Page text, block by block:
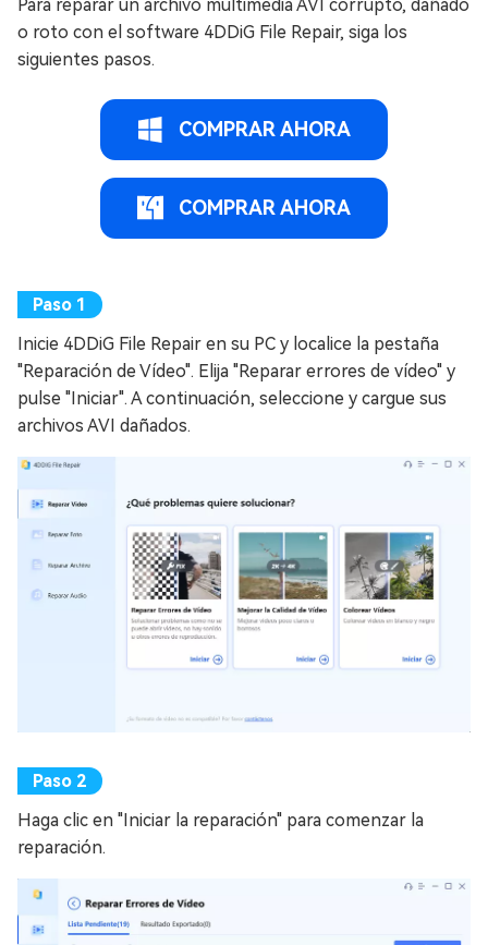
Para reparar un archivo multimedia AVI corrupto, dañado
o roto con el software 4DDiG File Repair, siga los
siguientes pasos.
COMPRAR AHORA
COMPRAR AHORA
Inicie 4DDiG File Repair en su PC y localice la pestaña
"Reparación de Vídeo". Elija "Reparar errores de vídeo" y
pulse "Iniciar". A continuación, seleccione y cargue sus
archivos AVI dañados.
Haga clic en "Iniciar la reparación" para comenzar la
reparación.